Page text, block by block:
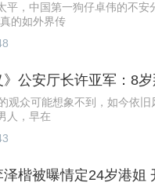
平，中国第一狗仔卓伟的不
的如外界传
》公安厅长许亚军：8
观众可能想象不到，如今依
人，早在
楷被曝情定24岁港姐